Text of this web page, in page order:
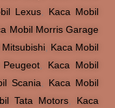
Lexus
Kaca Mobil
Mobil Morris Garage
, Kaca Mobil
Kaca Mobil
Scania
Kaca Mobil
Tata Motors, Kaca